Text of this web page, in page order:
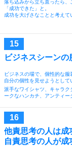
落ち込みから立ち直ったら、
「成功できた」と。
成功を大げさなことと考えて
ビジネスシーンの
ビジネスの場で、個性的な服
自分の個性を見せようとして
派手なワイシャツ、キャラク
ークなハンカチ、アンティー
他責思考の人は成
自責思考の人が成